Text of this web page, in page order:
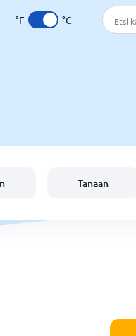
°F °C
Tänään